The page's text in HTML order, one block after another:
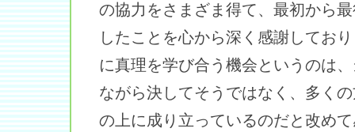
の協力をさまざま得て、最初から
したことを心から深く感謝してお
に真理を学び合う機会というのは
ながら決してそうではなく、多く
の上に成り立っているのだと改め